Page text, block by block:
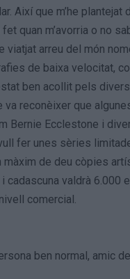
Així que m’he plantejat
quan m’avorria o no
viatjat arreu del món
de baixa velocitat,
ben acollit pels
reconèixer que
Bernie Ecclestone i
fer unes sèries
màxim de deu còpies
valdrà 6.000
comercial.
ben normal, amic